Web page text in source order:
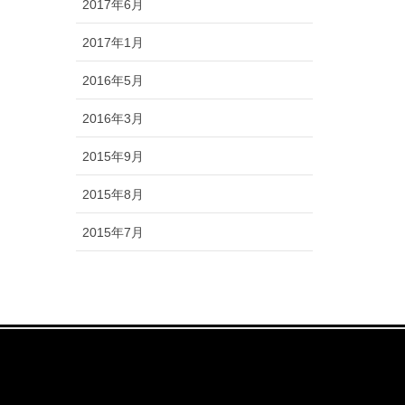
2017年6月
2017年1月
2016年5月
2016年3月
2015年9月
2015年8月
2015年7月